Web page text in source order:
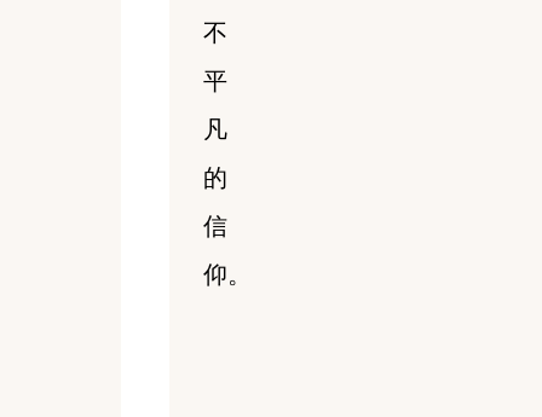
不
平
凡
的
信
仰。